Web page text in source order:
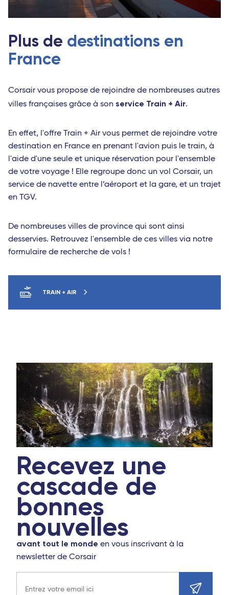
Plus de destinations en
France
Corsair vous propose de rejoindre de nombreuses autres
villes françaises grâce à son service Train + Air.
En effet, l'offre Train + Air vous permet de rejoindre votre
destination en France en prenant l'avion puis le train, à
l'aide d'une seule et unique réservation pour l'ensemble
de votre voyage ! Elle regroupe donc un vol Corsair, un
service de navette entre l’aéroport et la gare, et un trajet
en TGV.
De nombreuses villes de province qui sont ainsi
desservies. Retrouvez l'ensemble de ces villes via notre
formulaire de recherche de vols !
TRAIN + AIR
Recevez une
cascade de
bonnes
nouvelles
avant tout le monde en vous inscrivant à la
newsletter de Corsair